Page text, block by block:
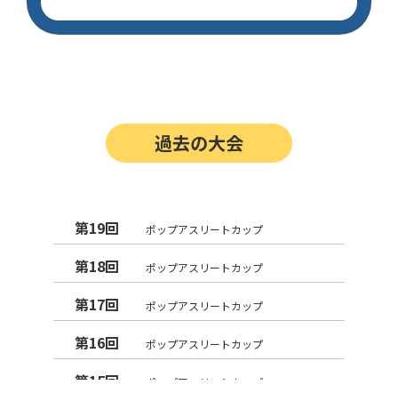
過去の大会
第19回 ポップアスリートカップ
第18回 ポップアスリートカップ
第17回 ポップアスリートカップ
第16回 ポップアスリートカップ
第15回 ポップアスリートカップ